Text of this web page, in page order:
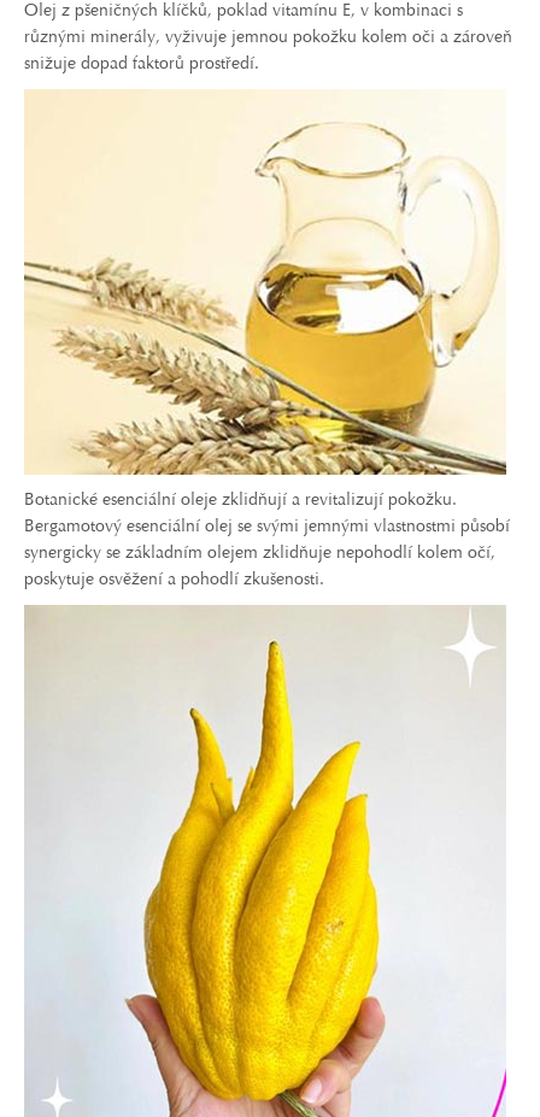
Olej z pšeničných klíčků, poklad vitamínu E, v kombinaci s
různými minerály, vyživuje jemnou pokožku kolem oči a zároveň
snižuje dopad faktorů prostředí.
Botanické esenciální oleje zklidňují a revitalizují pokožku.
Bergamotový esenciální olej se svými jemnými vlastnostmi působí
synergicky se základním olejem zklidňuje nepohodlí kolem očí,
poskytuje osvěžení a pohodlí zkušenosti.